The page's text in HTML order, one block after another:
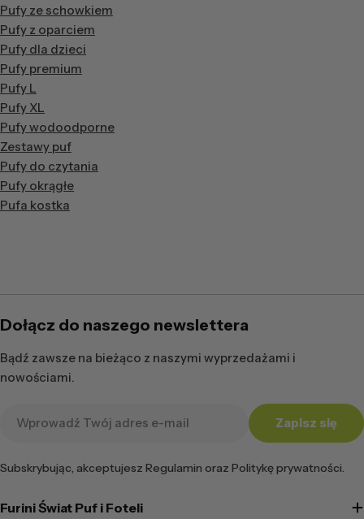
Pufy ze schowkiem
Pufy z oparciem
Pufy dla dzieci
Pufy premium
Pufy L
Pufy XL
Pufy wodoodporne
Zestawy puf
Pufy do czytania
Pufy okrągłe
Pufa kostka
Dołącz do naszego newslettera
Bądź zawsze na bieżąco z naszymi wyprzedażami i
nowościami.
Zapisz się
Subskrybując, akceptujesz Regulamin oraz Politykę prywatności.
Furini Świat Puf i Foteli